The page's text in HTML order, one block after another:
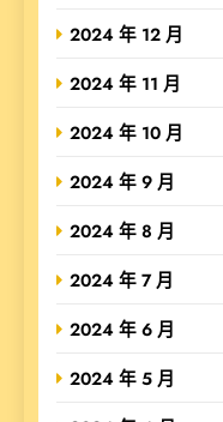
2024 年 12 月
2024 年 11 月
2024 年 10 月
2024 年 9 月
2024 年 8 月
2024 年 7 月
2024 年 6 月
2024 年 5 月